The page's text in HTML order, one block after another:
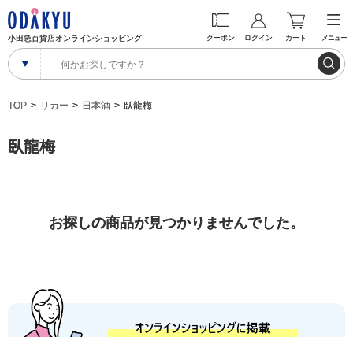
小田急百貨店オンラインショッピング クーポン ログイン カート メニュー
TOP リカー 日本酒 臥龍梅
臥龍梅
お探しの商品が見つかりませんでした。